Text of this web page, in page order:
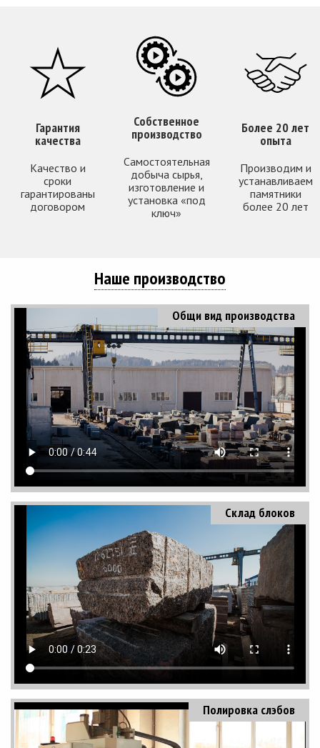
Гарантия
качества
Качество и
сроки
гарантированы
договором
Собственное
производство
Самостоятельная
добыча сырья,
изготовление и
установка «под
ключ»
Более 20 лет
опыта
Производим и
устанавливаем
памятники
более 20 лет
Наше производство
Общи вид производства
Склад блоков
Полировка слэбов